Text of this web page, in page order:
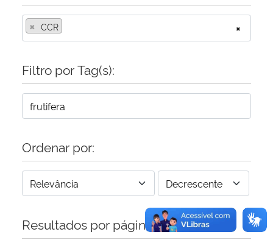
Ministério da Mulher, da Família e dos Direitos Humanos
Secretaria-Geral
Secretaria de Governo
Advocacia-Geral da União
×
× CCR
Filtro por Tag(s):
Ordenar por:
Resultados por página: